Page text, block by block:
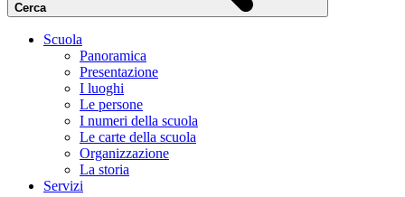
Cerca
Scuola
Panoramica
Presentazione
I luoghi
Le persone
I numeri della scuola
Le carte della scuola
Organizzazione
La storia
Servizi